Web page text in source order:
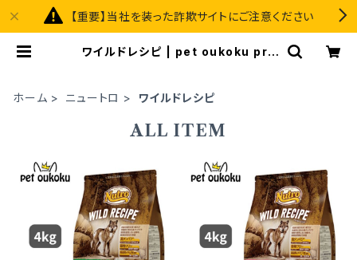
【重要】当社を装った詐欺サイトにご注意ください
ワイルドレシピ | pet oukoku pre
ホーム ニュートロ ワイルドレシピ
ALL ITEM